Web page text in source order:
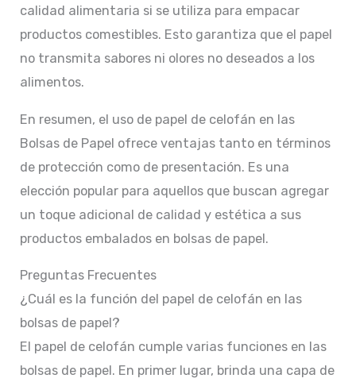
calidad alimentaria si se utiliza para empacar
productos comestibles. Esto garantiza que el papel
no transmita sabores ni olores no deseados a los
alimentos.
En resumen, el uso de papel de celofán en las
Bolsas de Papel ofrece ventajas tanto en términos
de protección como de presentación. Es una
elección popular para aquellos que buscan agregar
un toque adicional de calidad y estética a sus
productos embalados en bolsas de papel.
Preguntas Frecuentes
¿Cuál es la función del papel de celofán en las
bolsas de papel?
El papel de celofán cumple varias funciones en las
bolsas de papel. En primer lugar, brinda una capa de